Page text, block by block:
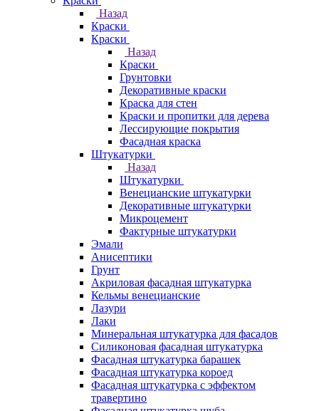
Назад
Краски
Краски
Назад
Краски
Грунтовки
Декоративные краски
Краска для стен
Краски и пропитки для дерева
Лессирующие покрытия
Фасадная краска
Штукатурки
Назад
Штукатурки
Венецианские штукатурки
Декоративные штукатурки
Микроцемент
Фактурные штукатурки
Эмали
Анисептики
Грунт
Акриловая фасадная штукатурка
Кельмы венецианские
Лазури
Лаки
Минеральная штукатурка для фасадов
Силиконовая фасадная штукатурка
Фасадная штукатурка барашек
Фасадная штукатурка короед
Фасадная штукатурка с эффектом
травертино